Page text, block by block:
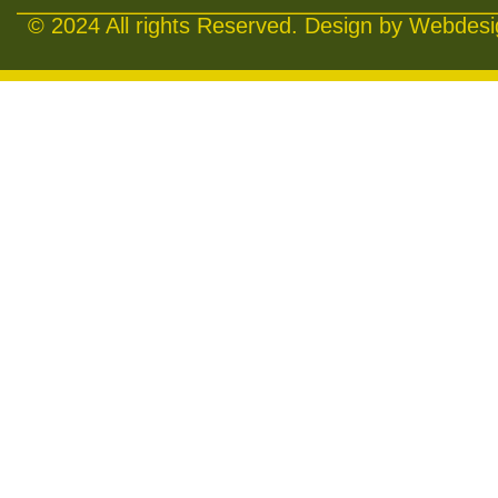
© 2024 All rights Reserved. Design by